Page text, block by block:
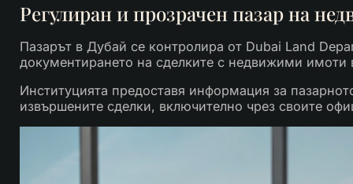
Регулиран и прозрачен пазар на
Пазарът в Дубай се контролира от Dubai Land
документирането на сделките с недвижими имоти
Институцията предоставя информация за
извършените сделки, включително чрез своите